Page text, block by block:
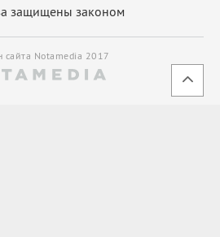
защищены законом
сайта Notamedia 2017